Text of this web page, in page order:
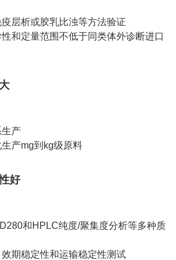
层析或胶乳比浊等方法验证
和定量范围不低于同类体外诊断进口
产
产mg到kg级原料
好
和HPLC纯度/聚集度分析等多种质
期稳定性和运输稳定性测试